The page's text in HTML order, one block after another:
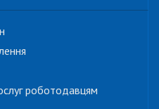
роботодавцям